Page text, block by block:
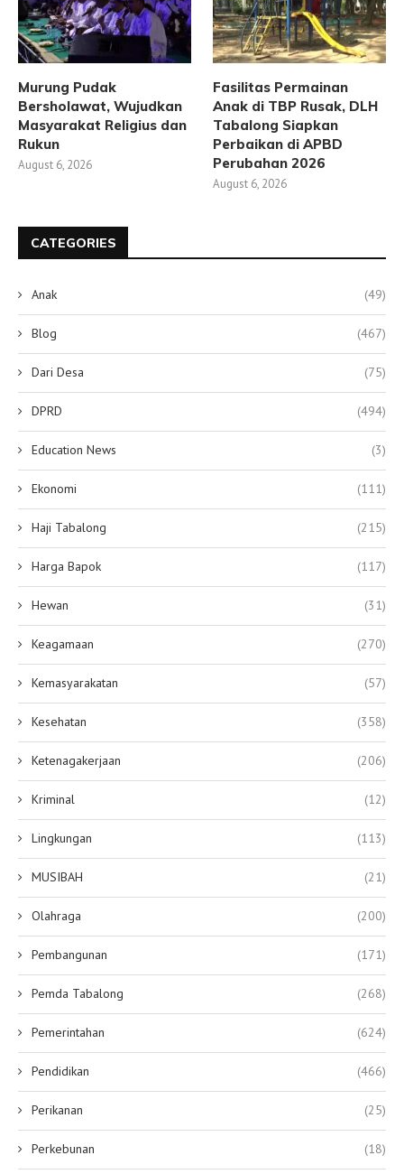
Murung Pudak
Bersholawat, Wujudkan
Masyarakat Religius dan
Rukun
August 6, 2026
Fasilitas Permainan
Anak di TBP Rusak, DLH
Tabalong Siapkan
Perbaikan di APBD
Perubahan 2026
August 6, 2026
CATEGORIES
Anak (49)
Blog (467)
Dari Desa (75)
DPRD (494)
Education News (3)
Ekonomi (111)
Haji Tabalong (215)
Harga Bapok (117)
Hewan (31)
Keagamaan (270)
Kemasyarakatan (57)
Kesehatan (358)
Ketenagakerjaan (206)
Kriminal (12)
Lingkungan (113)
MUSIBAH (21)
Olahraga (200)
Pembangunan (171)
Pemda Tabalong (268)
Pemerintahan (624)
Pendidikan (466)
Perikanan (25)
Perkebunan (18)